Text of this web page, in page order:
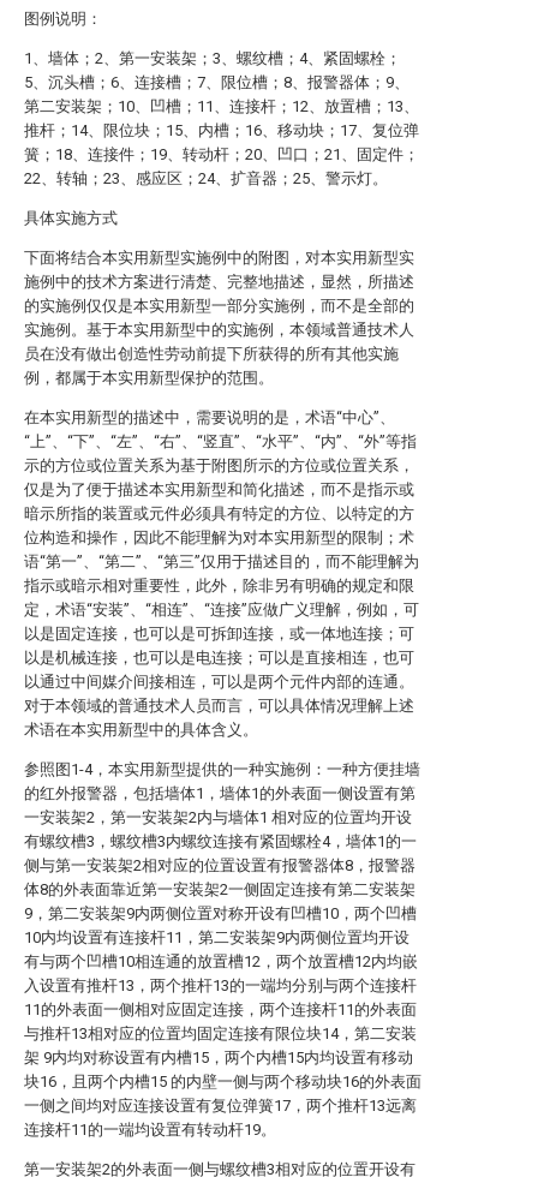
图例说明：
1、墙体；2、第一安装架；3、螺纹槽；4、紧固螺栓；
5、沉头槽；6、连接槽；7、限位槽；8、报警器体；9、
第二安装架；10、凹槽；11、连接杆；12、放置槽；13、
推杆；14、限位块；15、内槽；16、移动块；17、复位弹
簧；18、连接件；19、转动杆；20、凹口；21、固定件；
22、转轴；23、感应区；24、扩音器；25、警示灯。
具体实施方式
下面将结合本实用新型实施例中的附图，对本实用新型实
施例中的技术方案进行清楚、完整地描述，显然，所描述
的实施例仅仅是本实用新型一部分实施例，而不是全部的
实施例。基于本实用新型中的实施例，本领域普通技术人
员在没有做出创造性劳动前提下所获得的所有其他实施
例，都属于本实用新型保护的范围。
在本实用新型的描述中，需要说明的是，术语“中心”、
“上”、“下”、“左”、“右”、“竖直”、“水平”、“内”、“外”等指
示的方位或位置关系为基于附图所示的方位或位置关系，
仅是为了便于描述本实用新型和简化描述，而不是指示或
暗示所指的装置或元件必须具有特定的方位、以特定的方
位构造和操作，因此不能理解为对本实用新型的限制；术
语“第一”、“第二”、“第三”仅用于描述目的，而不能理解为
指示或暗示相对重要性，此外，除非另有明确的规定和限
定，术语“安装”、“相连”、“连接”应做广义理解，例如，可
以是固定连接，也可以是可拆卸连接，或一体地连接；可
以是机械连接，也可以是电连接；可以是直接相连，也可
以通过中间媒介间接相连，可以是两个元件内部的连通。
对于本领域的普通技术人员而言，可以具体情况理解上述
术语在本实用新型中的具体含义。
参照图1-4，本实用新型提供的一种实施例：一种方便挂墙
的红外报警器，包括墙体1，墙体1的外表面一侧设置有第
一安装架2，第一安装架2内与墙体1 相对应的位置均开设
有螺纹槽3，螺纹槽3内螺纹连接有紧固螺栓4，墙体1的一
侧与第一安装架2相对应的位置设置有报警器体8，报警器
体8的外表面靠近第一安装架2一侧固定连接有第二安装架
9，第二安装架9内两侧位置对称开设有凹槽10，两个凹槽
10内均设置有连接杆11，第二安装架9内两侧位置均开设
有与两个凹槽10相连通的放置槽12，两个放置槽12内均嵌
入设置有推杆13，两个推杆13的一端均分别与两个连接杆
11的外表面一侧相对应固定连接，两个连接杆11的外表面
与推杆13相对应的位置均固定连接有限位块14，第二安装
架 9内均对称设置有内槽15，两个内槽15内均设置有移动
块16，且两个内槽15 的内壁一侧与两个移动块16的外表面
一侧之间均对应连接设置有复位弹簧17，两个推杆13远离
连接杆11的一端均设置有转动杆19。
第一安装架2的外表面一侧与螺纹槽3相对应的位置开设有